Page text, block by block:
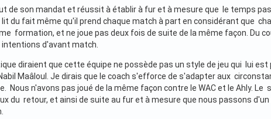
de son mandat et réussit à établir à fur et à mesure que le temps
du fait même qu'il prend chaque match à part en considérant que
formation, et ne joue pas deux fois de suite de la même façon. Du
d'avant match.
diraient que cette équipe ne possède pas un style de jeu qui lui est
Maâloul. Je dirais que le coach s'efforce de s'adapter aux
n'avons pas joué de la même façon contre le WAC et le Ahly. Le
du retour, et ainsi de suite au fur et à mesure que nous passons